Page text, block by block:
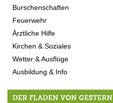
Burschenschaften
Feuerwehr
Ärztliche Hilfe
Kirchen & Soziales
Wetter & Ausflüge
Ausbildung & Info
DER FLADEN VON GESTERN